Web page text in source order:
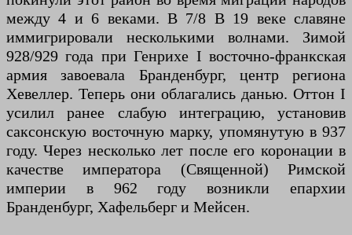
между 4 и 6 веками. В 7/8 В 19 веке славяне
иммигрировали несколькими волнами. Зимой
928/929 года при Генрихе I восточно-франкская
армия завоевала Бранденбург, центр региона
Хевеллер. Теперь они облагались данью. Оттон I
усилил ранее слабую интеграцию, установив
саксонскую восточную марку, упомянутую в 937
году. Через несколько лет после его коронации в
качестве императора (Священной) Римской
империи в 962 году возникли епархии
Бранденбург, Хафельберг и Мейсен.